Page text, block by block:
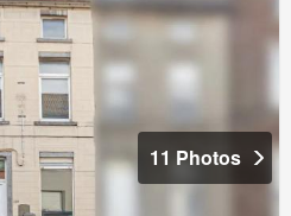
11 Photos